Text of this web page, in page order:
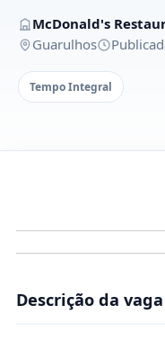
McDonald's
Guarulhos
Tempo Integral
Descrição da vaga